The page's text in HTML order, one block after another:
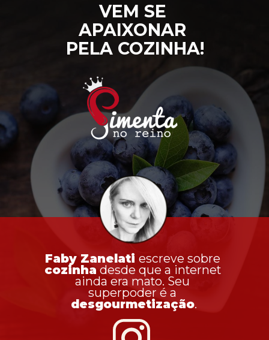
VEM SE
APAIXONAR
PELA COZINHA!
Faby Zanelati
cozinha desde que a internet
ainda era mato. Seu
desgourmetização.